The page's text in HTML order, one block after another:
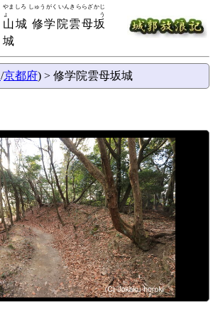
山城 修学院雲母坂
城
やましろ しゅうがくいんきららざかじ
ょう
/京都府) > 修学院雲母坂城